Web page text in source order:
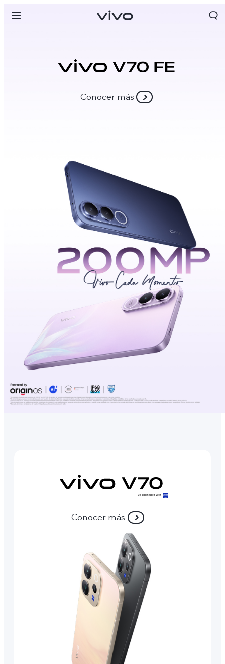
Colombia | Seleccione país/región
Conocer más
Conocer más